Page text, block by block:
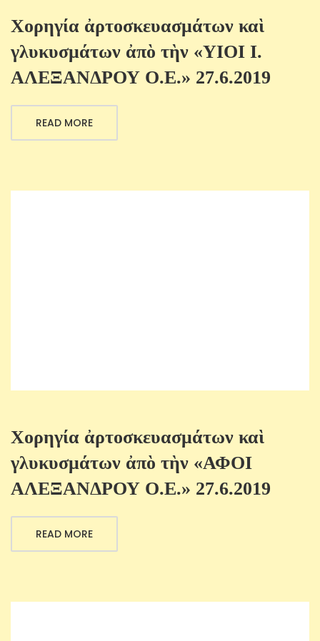
Χορηγία ἀρτοσκευασμάτων καὶ
γλυκυσμάτων ἀπὸ τὴν «ΥΙΟΙ Ι.
ΑΛΕΞΑΝΔΡΟΥ Ο.Ε.» 27.6.2019
READ MORE
Χορηγία ἀρτοσκευασμάτων καὶ
γλυκυσμάτων ἀπὸ τὴν «ΑΦΟΙ
ΑΛΕΞΑΝΔΡΟΥ Ο.Ε.» 27.6.2019
READ MORE